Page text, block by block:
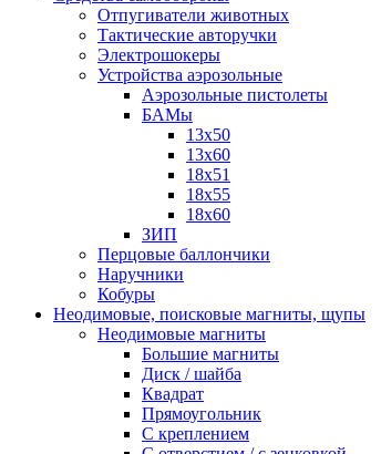
Отпугиватели животных
Тактические авторучки
Электрошокеры
Устройства аэрозольные
Аэрозольные пистолеты
БАМы
13х50
13х60
18х51
18х55
18х60
ЗИП
Перцовые баллончики
Наручники
Кобуры
Неодимовые, поисковые магниты, щупы
Неодимовые магниты
Большие магниты
Диск / шайба
Квадрат
Прямоугольник
С креплением